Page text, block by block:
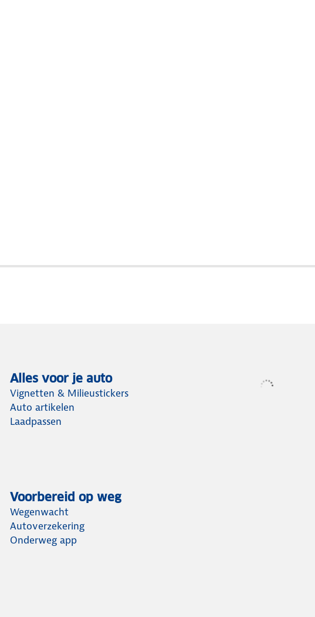
Alles voor je auto
Vignetten & Milieustickers
Auto artikelen
Laadpassen
Voorbereid op weg
Wegenwacht
Autoverzekering
Onderweg app